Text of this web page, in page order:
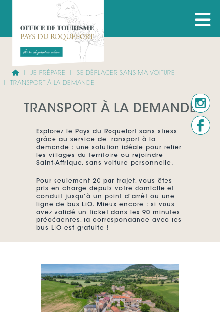
JE PRÉPARE
SE DÉPLACER SANS MA VOITURE
TRANSPORT À LA DEMANDE
TRANSPORT À LA DEMANDE
Explorez le Pays du Roquefort sans stress
grâce au service de transport à la
demande : une solution idéale pour relier
les villages du territoire ou rejoindre
Saint-Affrique, sans voiture personnelle.
Pour seulement 2€ par trajet, vous êtes
pris en charge depuis votre domicile et
conduit jusqu’à un point d’arrêt ou une
ligne de bus LiO. Mieux encore : si vous
avez validé un ticket dans les 90 minutes
précédentes, la correspondance avec les
bus LiO est gratuite !